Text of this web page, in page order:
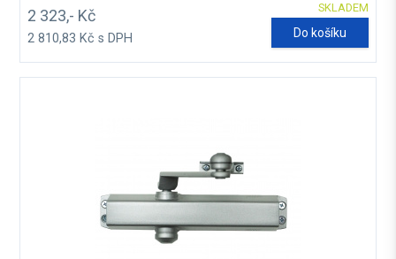
SKLADEM
2 323,- Kč
2 810,83 Kč s DPH Do košíku